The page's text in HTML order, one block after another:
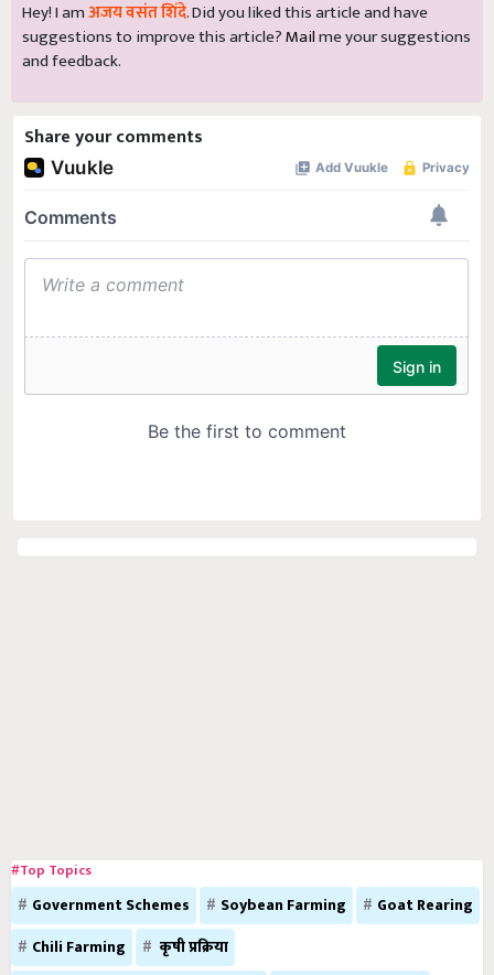
Hey! I amअजय वसंत शिंदे. Did you liked this article and have
suggestions to improve this article?Mailme your suggestions
and feedback.
Share your comments
#Top Topics
Government Schemes Soybean Farming
Goat Rearing
Chili Farming
कृषी प्रक्रिया